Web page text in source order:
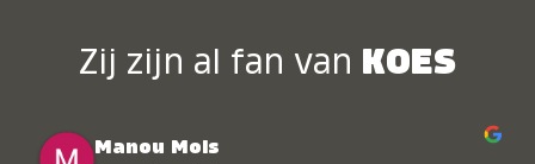
Zij zijn al fan van KOES
Manou Mols